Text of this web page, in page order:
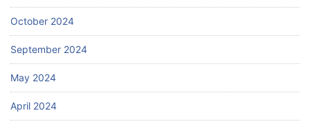
October 2024
September 2024
May 2024
April 2024